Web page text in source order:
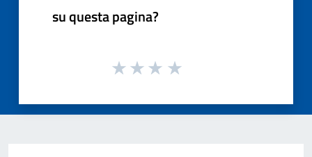
su questa pagina?